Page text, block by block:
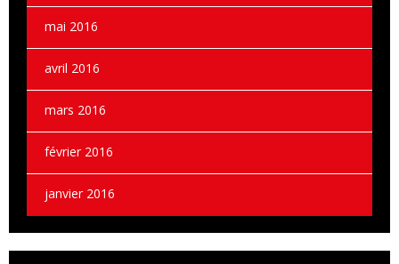
mai 2016
avril 2016
mars 2016
février 2016
janvier 2016